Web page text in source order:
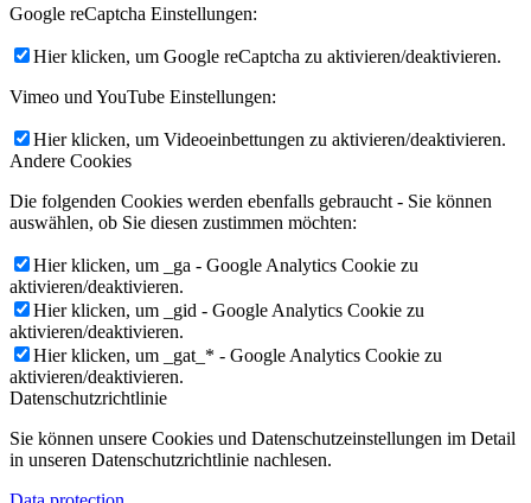
Google reCaptcha Einstellungen:
Hier klicken, um Google reCaptcha zu aktivieren/deaktivieren.
Vimeo und YouTube Einstellungen:
Hier klicken, um Videoeinbettungen zu aktivieren/deaktivieren.
Andere Cookies
Die folgenden Cookies werden ebenfalls gebraucht - Sie können
auswählen, ob Sie diesen zustimmen möchten:
Hier klicken, um _ga - Google Analytics Cookie zu
aktivieren/deaktivieren.
Hier klicken, um _gid - Google Analytics Cookie zu
aktivieren/deaktivieren.
Hier klicken, um _gat_* - Google Analytics Cookie zu
aktivieren/deaktivieren.
Datenschutzrichtlinie
Sie können unsere Cookies und Datenschutzeinstellungen im Detail
in unseren Datenschutzrichtlinie nachlesen.